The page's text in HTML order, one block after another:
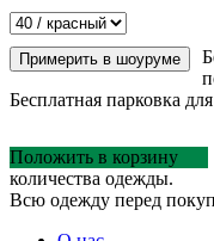
Примерить в шоуруме
Бесплатная парковка
Положить в корзину
количества одежды.
Всю одежду перед